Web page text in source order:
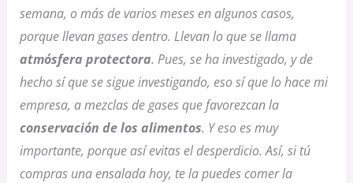
semana, o más de varios meses en algunos casos,
porque llevan gases dentro. Llevan lo que se llama
atmósfera protectora. Pues, se ha investigado, y de
hecho sí que se sigue investigando, eso sí que lo hace mi
empresa, a mezclas de gases que favorezcan la
conservación de los alimentos. Y eso es muy
importante, porque así evitas el desperdicio. Así, si tú
compras una ensalada hoy, te la puedes comer la